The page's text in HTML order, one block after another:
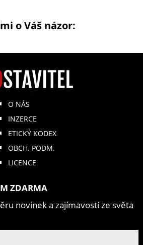
o Váš názor:
O NÁS
INZERCE
ETICKÝ KODEX
OBCH. PODM.
LICENCE
ZDARMA
novinek a zajímavostí ze světa